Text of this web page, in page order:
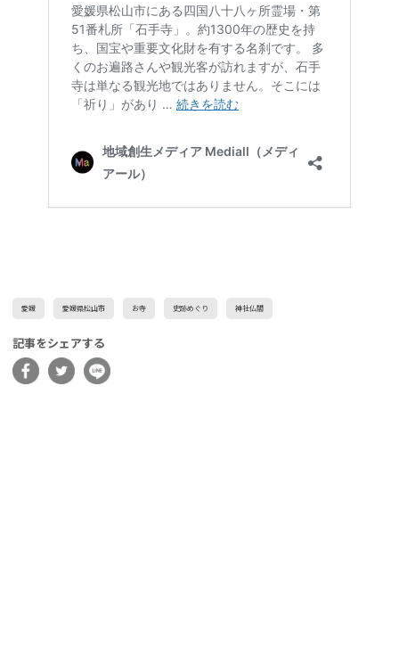
愛媛 愛媛県松山市 お寺 史跡めぐり 神社仏閣
記事をシェアする